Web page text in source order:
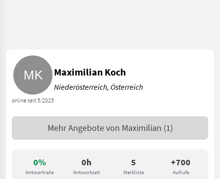
0%
Antwortrate
0h
Antwortzeit
5
Merkliste
+700
Aufrufe
online seit 5/2025
Maximilian Koch
Niederösterreich, Österreich
Mehr Angebote von Maximilian (1)